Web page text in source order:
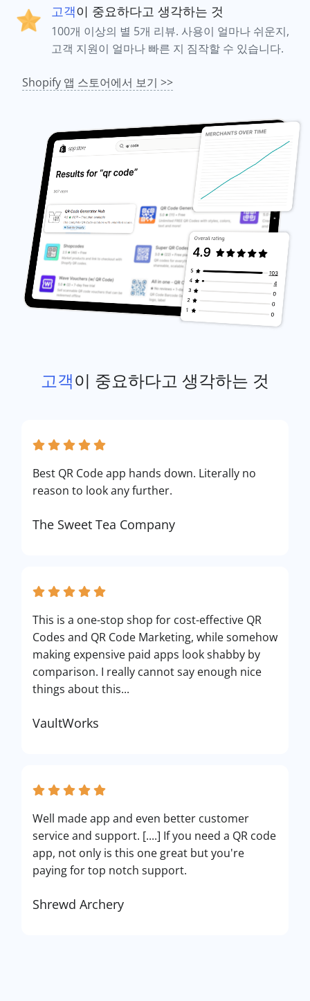
고객이 중요하다고 생각하는 것
100개 이상의 별 5개 리뷰. 사용이 얼마나 쉬운지,
고객 지원이 얼마나 빠른 지 짐작할 수 있습니다.
Shopify 앱 스토어에서 보기 >>
고객이 중요하다고 생각하는 것
Best QR Code app hands down. Literally no
reason to look any further.
The Sweet Tea Company
This is a one-stop shop for cost-effective QR
Codes and QR Code Marketing, while somehow
making expensive paid apps look shabby by
comparison. I really cannot say enough nice
things about this...
VaultWorks
Well made app and even better customer
service and support. [....] If you need a QR code
app, not only is this one great but you're
paying for top notch support.
Shrewd Archery